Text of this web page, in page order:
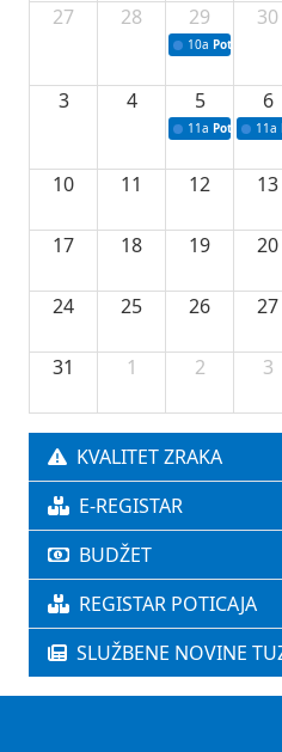
27
28 29
10a
30
3 4 5
11a
6
11a
10 11 12 13
17 18 19 20
24 25 26 27
31 1 2 3
KVALITET ZRAKA
E-REGISTAR
BUDŽET
REGISTAR POTICAJA
SLUŽBENE NOVINE